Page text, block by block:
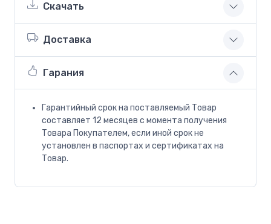
Скачать
Доставка
Гарания
Гарантийный срок на поставляемый Товар
составляет 12 месяцев с момента получения
Товара Покупателем, если иной срок не
установлен в паспортах и сертификатах на
Товар.